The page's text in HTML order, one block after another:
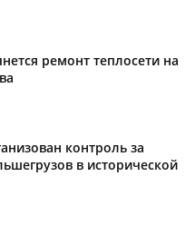
ремонт теплосети на
контроль за
в исторической